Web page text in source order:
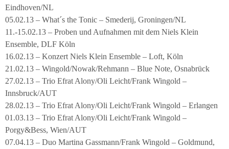
Eindhoven/NL
05.02.13 – What´s the Tonic – Smederij, Groningen/NL
11.-15.02.13 – Proben und Aufnahmen mit dem Niels Klein
Ensemble, DLF Köln
16.02.13 – Konzert Niels Klein Ensemble – Loft, Köln
21.02.13 – Wingold/Nowak/Rehmann – Blue Note, Osnabrück
27.02.13 – Trio Efrat Alony/Oli Leicht/Frank Wingold –
Innsbruck/AUT
28.02.13 – Trio Efrat Alony/Oli Leicht/Frank Wingold – Erlangen
01.03.13 – Trio Efrat Alony/Oli Leicht/Frank Wingold –
Porgy&Bess, Wien/AUT
07.04.13 – Duo Martina Gassmann/Frank Wingold – Goldmund,